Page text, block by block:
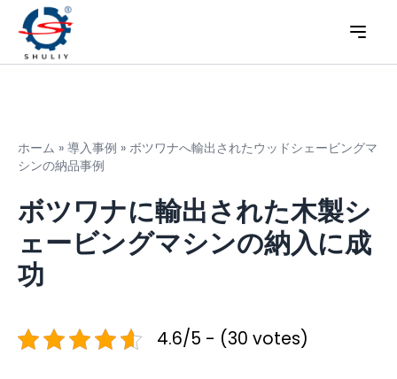
ホーム » 導入事例 » ボツワナへ輸出されたウッドシェービングマ
シンの納品事例
ボツワナに輸出された木製シ
ェービングマシンの納入に成
功
4.6/5 - (30 votes)